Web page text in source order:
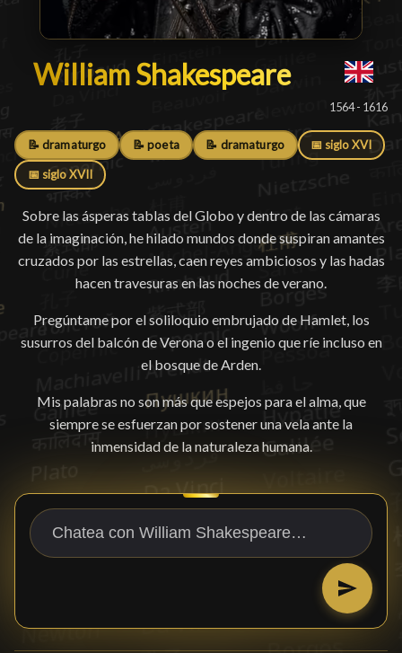
William Shakespeare
William Shakespeare█
1564 - 1616
📝 dramaturgo 📝 poeta 📝 dramaturgo 📅 siglo XVI
📅 siglo XVII
Sobre las ásperas tablas del Globo y dentro de las cámaras
de la imaginación, he hilado mundos donde suspiran amantes
cruzados por las estrellas, caen reyes ambiciosos y las hadas
hacen travesuras en las noches de verano.
Pregúntame por el soliloquio embrujado de Hamlet, los
susurros del balcón de Verona o el ingenio que ríe incluso en
el bosque de Arden.
Mis palabras no son más que espejos para el alma, que
siempre se esfuerzan por sostener una vela ante la
inmensidad de la naturaleza humana.